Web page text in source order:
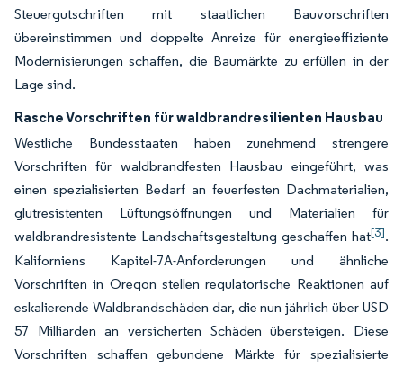
Steuergutschriften mit staatlichen Bauvorschriften
übereinstimmen und doppelte Anreize für energieeffiziente
Modernisierungen schaffen, die Baumärkte zu erfüllen in der
Lage sind.
Rasche Vorschriften für waldbrandresilienten Hausbau
Westliche Bundesstaaten haben zunehmend strengere
Vorschriften für waldbrandfesten Hausbau eingeführt, was
einen spezialisierten Bedarf an feuerfesten Dachmaterialien,
glutresistenten Lüftungsöffnungen und Materialien für
waldbrandresistente Landschaftsgestaltung geschaffen hat[3].
Kaliforniens Kapitel-7A-Anforderungen und ähnliche
Vorschriften in Oregon stellen regulatorische Reaktionen auf
eskalierende Waldbrandschäden dar, die nun jährlich über USD
57 Milliarden an versicherten Schäden übersteigen. Diese
Vorschriften schaffen gebundene Märkte für spezialisierte